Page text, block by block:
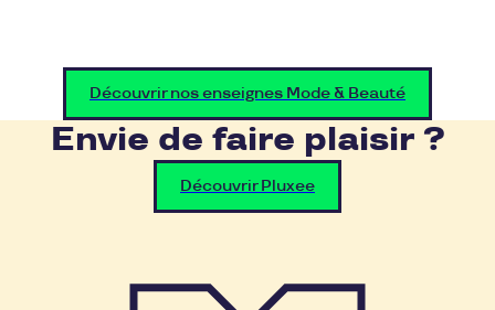
Découvrir nos enseignes Mode & Beauté
Envie de faire plaisir ?
Découvrir Pluxee